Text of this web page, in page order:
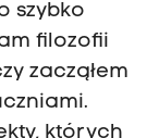
szybko
filozofii
zacząłem
których